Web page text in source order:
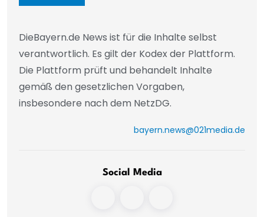
DieBayern.de News ist für die Inhalte selbst
verantwortlich. Es gilt der Kodex der Plattform.
Die Plattform prüft und behandelt Inhalte
gemäß den gesetzlichen Vorgaben,
insbesondere nach dem NetzDG.
bayern.news@021media.de
Social Media